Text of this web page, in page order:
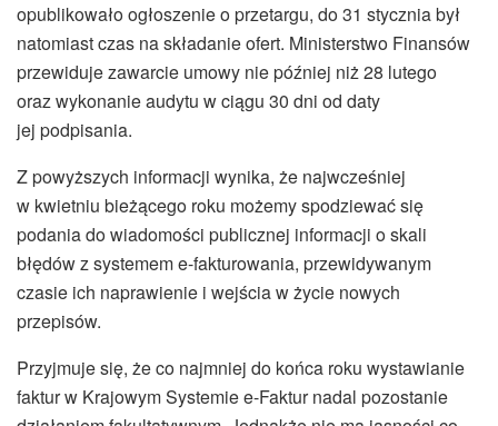
opublikowało ogłoszenie o przetargu, do 31 stycznia był
natomiast czas na składanie ofert. Ministerstwo Finansów
przewiduje zawarcie umowy nie później niż 28 lutego
oraz wykonanie audytu w ciągu 30 dni od daty
jej podpisania.
Z powyższych informacji wynika, że najwcześniej
w kwietniu bieżącego roku możemy spodziewać się
podania do wiadomości publicznej informacji o skali
błędów z systemem e-fakturowania, przewidywanym
czasie ich naprawienie i wejścia w życie nowych
przepisów.
Przyjmuje się, że co najmniej do końca roku wystawianie
faktur w Krajowym Systemie e-Faktur nadal pozostanie